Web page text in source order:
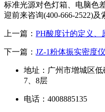
标准光源对色灯箱、电脑色
迎前来咨询(400-666-2522)及
上一篇： PH酸度计的定义、
下一篇： JZ-1粉体振实密度
地址：广州市增城区低
7、8层
电话：4008885135